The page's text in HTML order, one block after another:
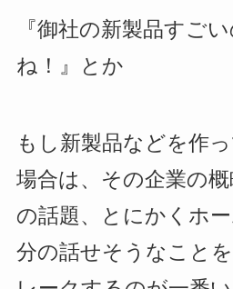
『御社の新製品すご
ね！』とか
もし新製品などを作
場合は、その企業の
の話題、とにかくホ
分の話せそうなこと